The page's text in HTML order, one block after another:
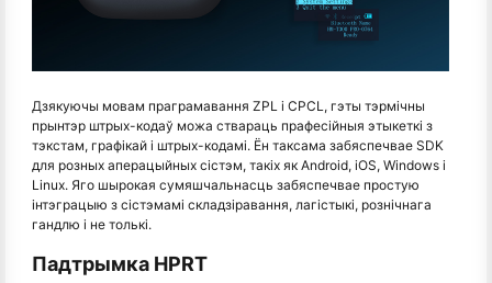
Дзякуючы мовам праграмавання ZPL і CPCL, гэты тэрмічны
прынтэр штрых-кодаў можа ствараць прафесійныя этыкеткі з
тэкстам, графікай і штрых-кодамі. Ён таксама забяспечвае SDK
для розных аперацыйных сістэм, такіх як Android, iOS, Windows і
Linux. Яго шырокая сумяшчальнасць забяспечвае простую
інтэграцыю з сістэмамі складзіравання, лагістыкі, рознічнага
гандлю і не толькі.
Падтрымка HPRT